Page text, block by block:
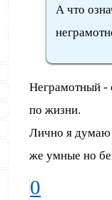
А что
Неграмотный -
по жизни.
Лично я думаю
же умные но
0